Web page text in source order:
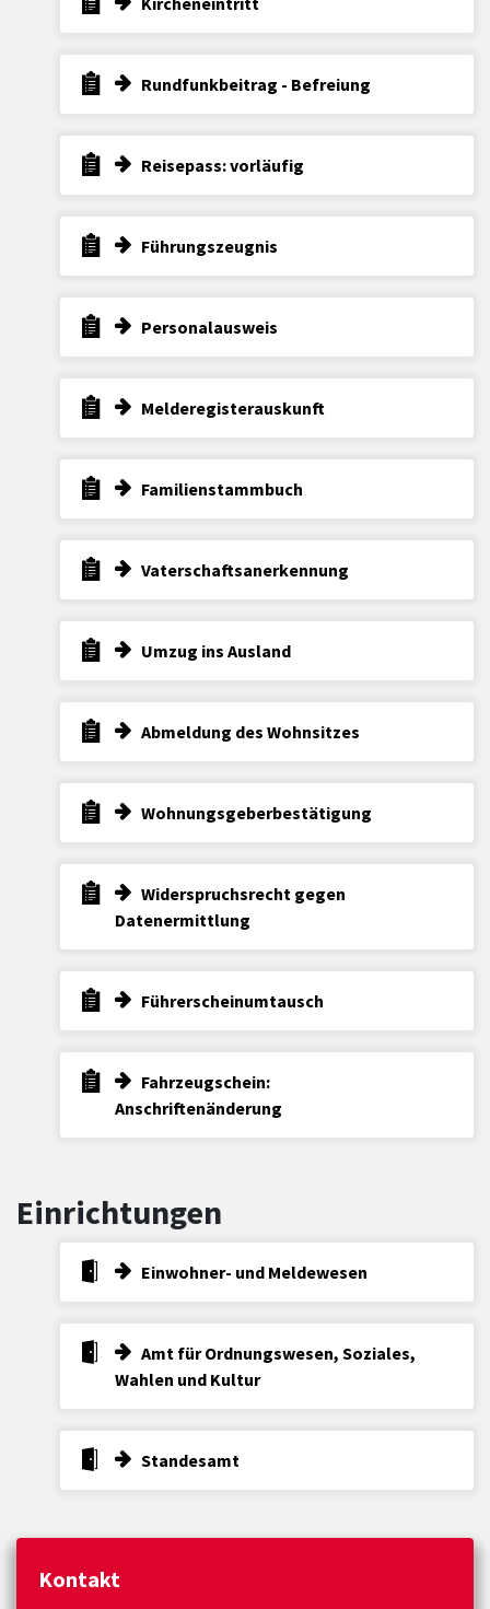
Rundfunkbeitrag - Befreiung
Reisepass: vorläufig
Führungszeugnis
Personalausweis
Melderegisterauskunft
Familienstammbuch
Vaterschaftsanerkennung
Umzug ins Ausland
Abmeldung des Wohnsitzes
Wohnungsgeberbestätigung
Widerspruchsrecht gegen
Datenermittlung
Führerscheinumtausch
Fahrzeugschein:
Anschriftenänderung
Einrichtungen
Einwohner- und Meldewesen
Amt für Ordnungswesen, Soziales,
Wahlen und Kultur
Standesamt
Kontakt